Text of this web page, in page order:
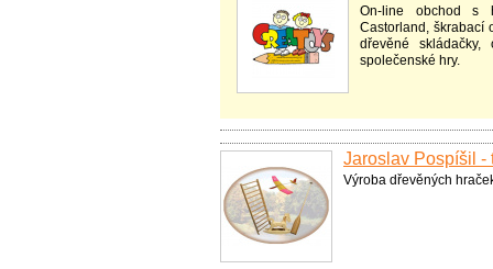
On-line obchod s
Castorland, škrabací
dřevěné skládačky,
společenské hry.
Jaroslav Pospíšil -
Výroba dřevěných